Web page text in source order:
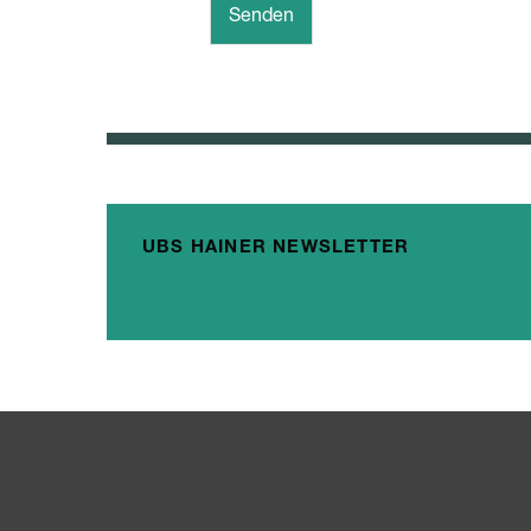
Senden
UBS HAINER NEWSLETTER